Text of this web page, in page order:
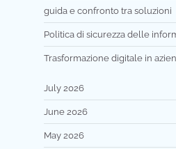
guida e confronto tra soluzioni
Politica di sicurezza delle
Trasformazione digitale in
July 2026
June 2026
May 2026